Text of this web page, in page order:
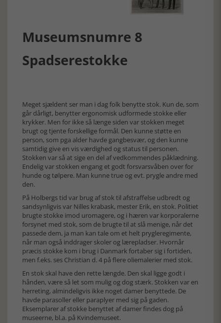
Museumsnumre 8
Spadserestokke
Meget sjældent ser man i dag folk benytte stok. Kun de, som
går dårligt, benytter ergonomisk udformede stokke eller
krykker. Men for ikke så længe siden var stokken meget
brugt og tjente forskellige formål. Den kunne støtte en
person, som pga alder havde gangbesvær, og den kunne
samtidig give en vis værdighed og status til personen.
Stokken var så at sige en del af vedkommendes påklædning.
Endelig var stokken engang et godt forsvarsvåben over for
hunde og tølpere. Man kunne true og evt. prygle andre med
den.
På Holbergs tid var brug af stok til afstraffelse udbredt og
sandsynligvis var Nilles krabask, mester Erik, en stok. Politiet
brugte stokke imod uromagere, og i hæren var korporalerne
forsynet med stok, som de brugte til at slå menige, når det
passede dem, ja man kan tale om et helt prygleregimente,
når man også inddrager skoler og lærepladser. Hvornår
præcis stokke kom i brug i Danmark fortaber sig i fortiden,
men f.eks. ses Christian d. 4 på flere oliemalerier med stok.
En stok skal have den rette længde. Den skal ligge godt i
hånden, være så let som mulig og dog stærk. Stokken var en
herreting, almindeligvis ikke noget damer benyttede. De
havde parasoller eller paraplyer med sig på gaden.
Eksemplarer af stokke benyttet af damer findes dog på
museerne, bl.a. på Kvindemuseet.